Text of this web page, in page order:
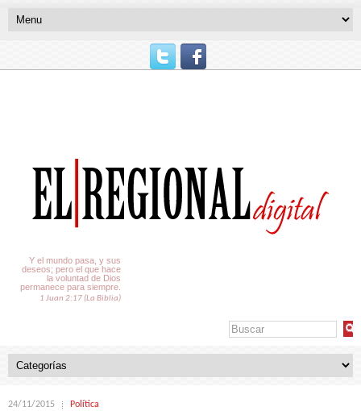
Y el mundo pasa, y sus
deseos; pero el que hace
la voluntad de Dios
permanece para siempre.
1 Juan 2:17 (La Biblia)
24/11/2015 Política